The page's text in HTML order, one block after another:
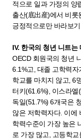
적으로 일과 가정의 양
출산(底出産)에서 비롯
긍정적으로만 바라보
IV. 한국의 청년 니트는
OECD 회원국의 청년
6.1%고, 대졸 고학력
학교를 마치지 않고, 6
터키(61.6%), 이스라엘
독일(51.7%) 6개국은
않은 저학력자다. 이에
학력수준이 가장 높은
로 가장 많고, 고등학